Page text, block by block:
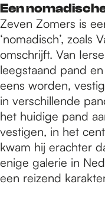
Een
Zeven Zomers is
‘nomadisch’, zoals
omschrijft. Van
leegstaand pand
eens worden,
in verschillende
het huidige pand
vestigen, in het
kwam hij erachter
enige galerie in
een reizend